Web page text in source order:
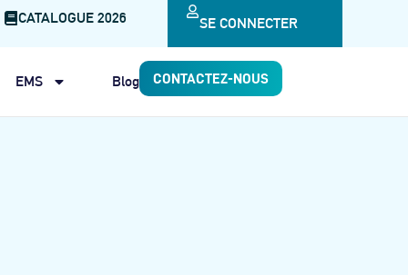
CATALOGUE 2026 SE CONNECTER
EMS Blog CONTACTEZ-NOUS